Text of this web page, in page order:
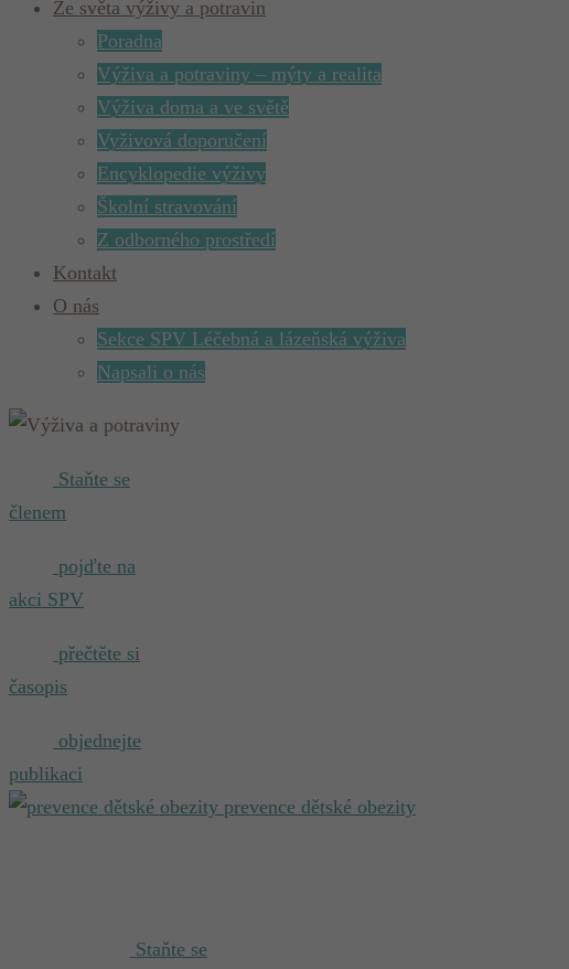
Ze světa výživy a potravin
Poradna
Výživa a potraviny – mýty a realita
Výživa doma a ve světě
Vyživová doporučení
Encyklopedie výživy
Školní stravování
Z odborného prostředí
Kontakt
O nás
Sekce SPV Léčebná a lázeňská výživa
Napsali o nás
Staňte se
členem
pojďte na
akci SPV
přečtěte si
časopis
objednejte
publikaci
prevence dětské obezity
Staňte se